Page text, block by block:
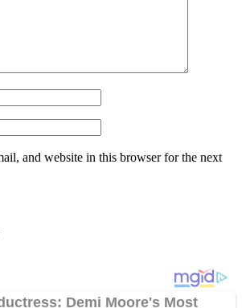
and website in this browser for the next